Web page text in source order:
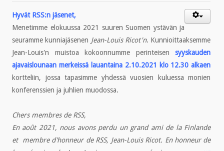
Hyvät RSS:n jäsenet,
Menetimme elokuussa 2021 suuren Suomen ystävän ja
seuramme kunniajäsenen Jean-Louis Ricot'n. Kunnioittaaksemme
Jean-Louis'n muistoa kokoonnumme perinteisensyyskauden
ajavaislounaan merkeissä lauantaina 2.10.2021 klo 12.30 alkaen
kortteliin, jossa tapasimme yhdessä vuosien kuluessa monien
konferenssien ja juhlien muodossa.
Chers membres de RSS,
En août 2021, nous avons perdu un grand ami de la Finlande
et membre d'honneur de RSS, Jean-Louis Ricot. En honneur de